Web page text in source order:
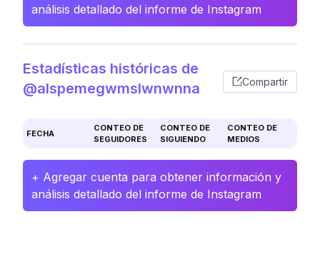
análisis detallado del informe de Instagram
Estadísticas históricas de
@alspemegwmslwnwnna
Compartir
FECHA
CONTEO DE
SEGUIDORES
CONTEO DE
SIGUIENDO
CONTEO DE
MEDIOS
+ Agregar cuenta para obtener información y
análisis detallado del informe de Instagram